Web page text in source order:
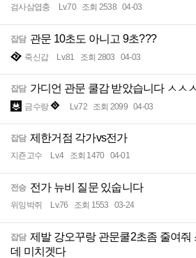
검사삼엽충 Lv.70 조회 2538 04-03
잡담 관문 10초도 아니고 9초???
죽신갑 Lv.81 조회 2803 04-03
잡담 가디언 관문 쿨감 받았습니다 ㅅㅅ
금수랑 Lv.72 조회 2099 04-03
잡담 제한거점 각가vs전가
지죤고수 Lv.4 조회 1470 04-01
전승 전가 뉴비 질문 있숩니다
위잉박쥐 Lv.76 조회 1553 03-24
잡담 제발 강오꾸랑 관문쿨2초좀 줄여줘
데 미치겟다